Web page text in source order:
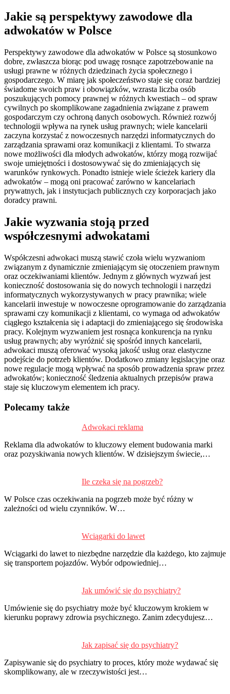
Jakie są perspektywy zawodowe dla
adwokatów w Polsce
Perspektywy zawodowe dla adwokatów w Polsce są stosunkowo
dobre, zwłaszcza biorąc pod uwagę rosnące zapotrzebowanie na
usługi prawne w różnych dziedzinach życia społecznego i
gospodarczego. W miarę jak społeczeństwo staje się coraz bardziej
świadome swoich praw i obowiązków, wzrasta liczba osób
poszukujących pomocy prawnej w różnych kwestiach – od spraw
cywilnych po skomplikowane zagadnienia związane z prawem
gospodarczym czy ochroną danych osobowych. Również rozwój
technologii wpływa na rynek usług prawnych; wiele kancelarii
zaczyna korzystać z nowoczesnych narzędzi informatycznych do
zarządzania sprawami oraz komunikacji z klientami. To stwarza
nowe możliwości dla młodych adwokatów, którzy mogą rozwijać
swoje umiejętności i dostosowywać się do zmieniających się
warunków rynkowych. Ponadto istnieje wiele ścieżek kariery dla
adwokatów – mogą oni pracować zarówno w kancelariach
prywatnych, jak i instytucjach publicznych czy korporacjach jako
doradcy prawni.
Jakie wyzwania stoją przed
współczesnymi adwokatami
Współczesni adwokaci muszą stawić czoła wielu wyzwaniom
związanym z dynamicznie zmieniającym się otoczeniem prawnym
oraz oczekiwaniami klientów. Jednym z głównych wyzwań jest
konieczność dostosowania się do nowych technologii i narzędzi
informatycznych wykorzystywanych w pracy prawnika; wiele
kancelarii inwestuje w nowoczesne oprogramowanie do zarządzania
sprawami czy komunikacji z klientami, co wymaga od adwokatów
ciągłego kształcenia się i adaptacji do zmieniającego się środowiska
pracy. Kolejnym wyzwaniem jest rosnąca konkurencja na rynku
usług prawnych; aby wyróżnić się spośród innych kancelarii,
adwokaci muszą oferować wysoką jakość usług oraz elastyczne
podejście do potrzeb klientów. Dodatkowo zmiany legislacyjne oraz
nowe regulacje mogą wpływać na sposób prowadzenia spraw przez
adwokatów; konieczność śledzenia aktualnych przepisów prawa
staje się kluczowym elementem ich pracy.
Polecamy także
Adwokaci reklama
Reklama dla adwokatów to kluczowy element budowania marki
oraz pozyskiwania nowych klientów. W dzisiejszym świecie,…
Ile czeka się na pogrzeb?
W Polsce czas oczekiwania na pogrzeb może być różny w
zależności od wielu czynników. W…
Wciągarki do lawet
Wciągarki do lawet to niezbędne narzędzie dla każdego, kto zajmuje
się transportem pojazdów. Wybór odpowiedniej…
Jak umówić się do psychiatry?
Umówienie się do psychiatry może być kluczowym krokiem w
kierunku poprawy zdrowia psychicznego. Zanim zdecydujesz…
Jak zapisać się do psychiatry?
Zapisywanie się do psychiatry to proces, który może wydawać się
skomplikowany, ale w rzeczywistości jest…